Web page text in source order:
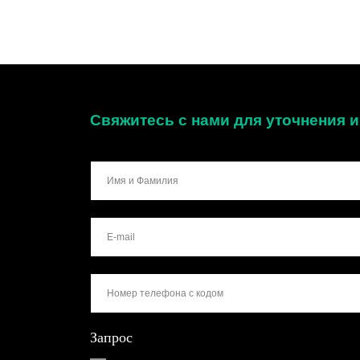
Запрос
Свяжитесь с нами для уточнения